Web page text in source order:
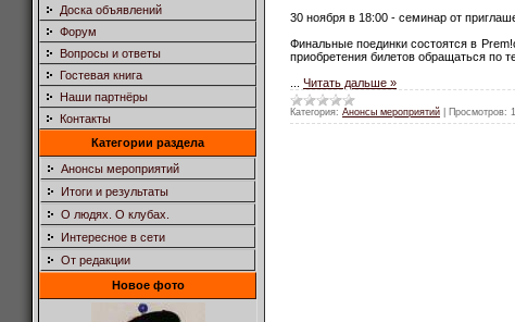
Доска объявлений
Форум
Вопросы и ответы
Гостевая книга
Наши партнёры
Контакты
Категории раздела
Анонсы мероприятий
Итоги и результаты
О людях. О клубах.
Интересное в сети
От редакции
Новое фото
30 ноября в 18:00 - семинар от
Финальные поединки состоятся в
приобретения билетов обращаться по
Читать дальше »
Категория: Анонсы мероприятий Просмотров: